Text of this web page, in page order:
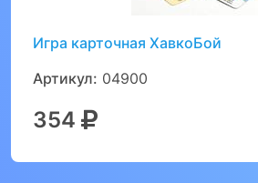
Игра карточная ХавкоБой
Артикул: 04900
354